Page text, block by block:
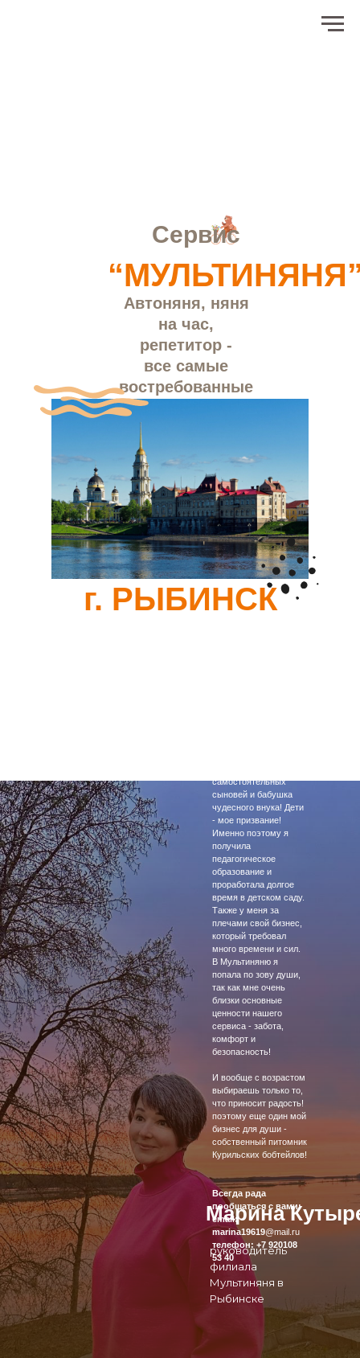
Сервис
Автоняня, няня
на час,
репетитор -
все самые
востребованные
услуги для
родителей в
Рыбинске!
г. РЫБИНСК
самостоятельных
сыновей и бабушка
чудесного внука! Дети
- мое призвание!
Именно поэтому я
получила
педагогическое
образование и
проработала долгое
время в детском саду.
Также у меня за
плечами свой бизнес,
который требовал
много времени и сил.
В Мультиняню я
попала по зову души,
так как мне очень
близки основные
ценности нашего
сервиса - забота,
комфорт и
безопасность!
И вообще с возрастом
выбираешь только то,
что приносит радость!
поэтому еще один мой
бизнес для души -
собственный питомник
Курильских бобтейлов!
Всегда рада
пообщаться с вами:
email:
marina19619@mail.ru
телефон: +7 920108
53 40
Марина
руководитель
филиала
Мультиняня в
Рыбинске